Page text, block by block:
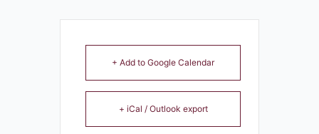
+ Add to Google Calendar
+ iCal / Outlook export